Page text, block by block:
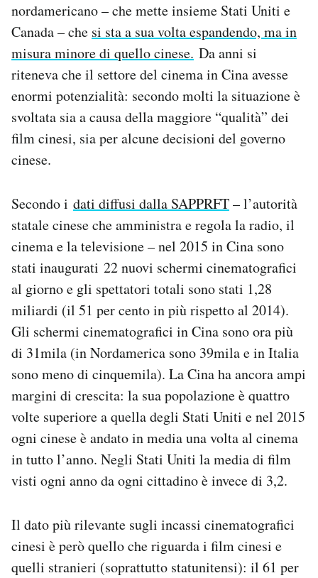
nordamericano – che mette insieme Stati Uniti e
Canada – che si sta a sua volta espandendo, ma in
misura minore di quello cinese. Da anni si
riteneva che il settore del cinema in Cina avesse
enormi potenzialità: secondo molti la situazione è
svoltata sia a causa della maggiore “qualità” dei
film cinesi, sia per alcune decisioni del governo
cinese.
Secondo i dati diffusi dalla SAPPRFT– l’autorità
statale cinese che amministra e regola la radio, il
cinema e la televisione – nel 2015 in Cina sono
stati inaugurati 22 nuovi schermi cinematografici
al giorno e gli spettatori totali sono stati 1,28
miliardi (il 51 per cento in più rispetto al 2014).
Gli schermi cinematografici in Cina sono ora più
di 31mila (in Nordamerica sono 39mila e in Italia
sono meno di cinquemila). La Cina ha ancora ampi
margini di crescita: la sua popolazione è quattro
volte superiore a quella degli Stati Uniti e nel 2015
ogni cinese è andato in media una volta al cinema
in tutto l’anno. Negli Stati Uniti la media di film
visti ogni anno da ogni cittadino è invece di 3,2.
Il dato più rilevante sugli incassi cinematografici
cinesi è però quello che riguarda i film cinesi e
quelli stranieri (soprattutto statunitensi): il 61 per